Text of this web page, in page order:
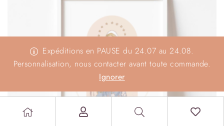
Expéditions en PAUSE du 24.07 au 24.08.
Personnalisation, nous contacter avant toute commande.
Ignorer